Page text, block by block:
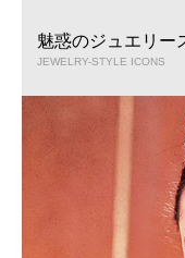
魅惑のジュエリー
JEWELRY-STYLE ICONS